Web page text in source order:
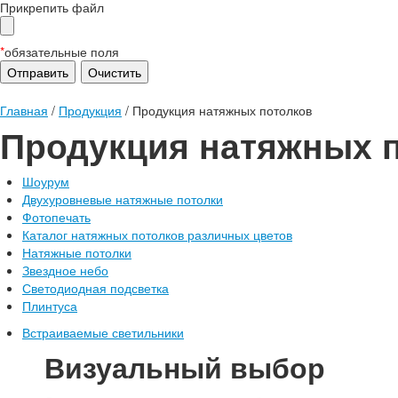
Прикрепить файл
*обязательные поля
Главная / Продукция / Продукция натяжных потолков
Продукция натяжных
Шоурум
Двухуровневые натяжные потолки
Фотопечать
Каталог натяжных потолков различных цветов
Натяжные потолки
Звездное небо
Светодиодная подсветка
Плинтуса
Встраиваемые светильники
Визуальный выбор